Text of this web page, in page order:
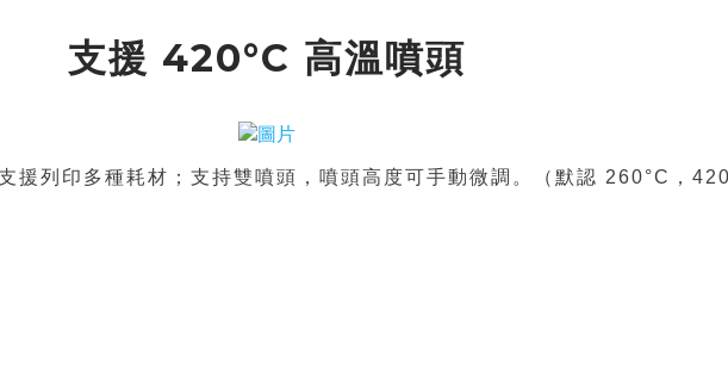
支援 420°C 高溫噴頭
援列印多種耗材；支持雙噴頭，噴頭高度可手動微調。（默認 260°C，